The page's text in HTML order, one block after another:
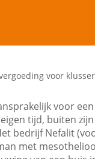
voor klusser
voor
tijd, buiten
bedrijf Nefalit
met